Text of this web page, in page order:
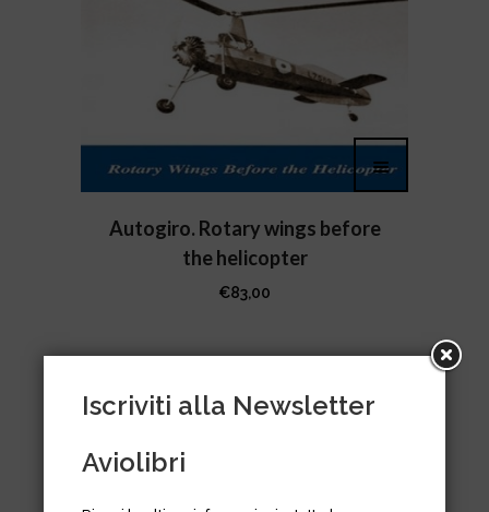
Autogiro. Rotary wings before
the helicopter
€83,00
Iscriviti alla Newsletter
Aviolibri